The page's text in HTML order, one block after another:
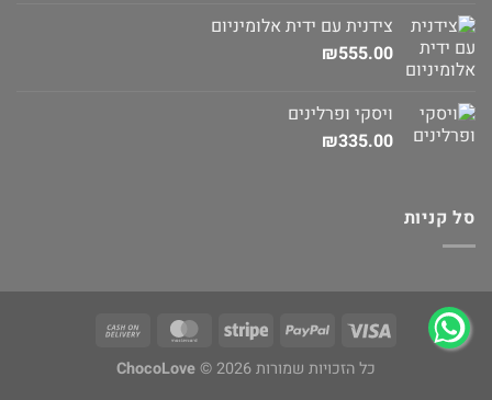
צידנית עם ידית אלומיניום
₪555.00
ויסקי ופרלינים
₪335.00
סל קניות
כל הזכויות שמורות 2026 © ChocoLove